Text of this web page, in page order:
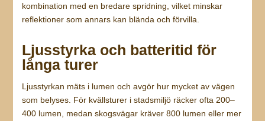
kombination med en bredare spridning, vilket minskar
reflektioner som annars kan blända och förvilla.
Ljusstyrka och batteritid för
långa turer
Ljusstyrkan mäts i lumen och avgör hur mycket av vägen
som belyses. För kvällsturer i stadsmiljö räcker ofta 200–
400 lumen, medan skogsvägar kräver 800 lumen eller mer